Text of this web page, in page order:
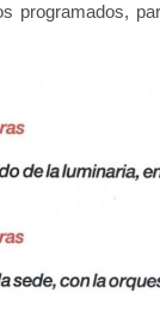
programados,